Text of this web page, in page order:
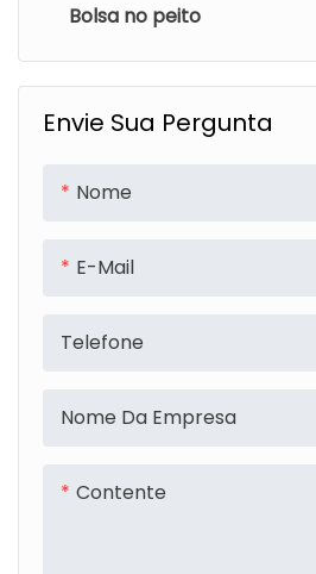
Bolsa no peito
Envie Sua Pergunta
Nome
E-Mail
Telefone
Nome Da Empresa
Contente